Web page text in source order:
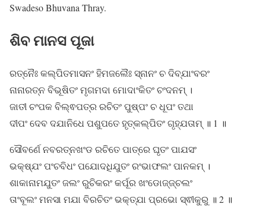
Swadeso Bhuvana Thray.
ଶିବ ମାନସ ପୂଜା
ରତ୍ନୈଃ କଲ୍ପିତମାସନଂ ହିମଜଲୈଃ ସ୍ନାନଂ ଚ ଦିବ୍ଯାଂବରଂ
ନାନାରତ୍ନ ବିଭୂଷିତଂ ମୃଗମଦା ମୋଦାଂକିତଂ ଚଂଦନମ୍ ।
ଜାତୀ ଚଂପକ ବିଲ୍ଵପତ୍ର ରଚିତଂ ପୁଷ୍ପଂ ଚ ଧୂପଂ ତଥା
ଦୀପଂ ଦେବ ଦଯାନିଧେ ପଶୁପତେ ହୃତ୍କଲ୍ପିତଂ ଗୃହ୍ଯତାମ୍ ॥ 1 ॥
ସୌବର୍ଣେ ନବରତ୍ନଖଂଡ ରଚିତେ ପାତ୍ରେ ଘୃତଂ ପାଯସଂ
ଭକ୍ଷ୍ଯଂ ପଂଚବିଧଂ ପଯୋଦଧିଯୁତଂ ରଂଭାଫଲଂ ପାନକମ୍ ।
ଶାକାନାମଯୁତଂ ଜଲଂ ରୁଚିକରଂ କର୍ପୂର ଖଂଡୋଜ୍ଜ୍ଚଲଂ
ତାଂବୂଲଂ ମନସା ମଯା ବିରଚିତଂ ଭକ୍ତ୍ଯା ପ୍ରଭୋ ସ୍ଵୀକୁରୁ ॥ 2 ॥